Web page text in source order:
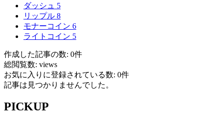
ダッシュ 5
リップル 8
モナーコイン 6
ライトコイン 5
作成した記事の数: 0件
総閲覧数: views
お気に入りに登録されている数: 0件
記事は見つかりませんでした。
PICKUP